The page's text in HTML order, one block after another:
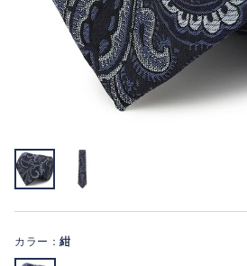
カラー： 紺